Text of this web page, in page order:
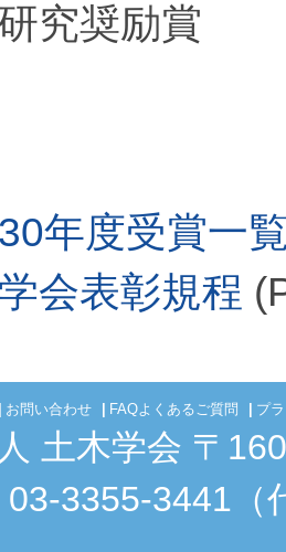
究奨励賞
年度受賞一
会表彰規程
お問い合わせ FAQよくあるご質問 プ
土木学会 〒
3355-3441（